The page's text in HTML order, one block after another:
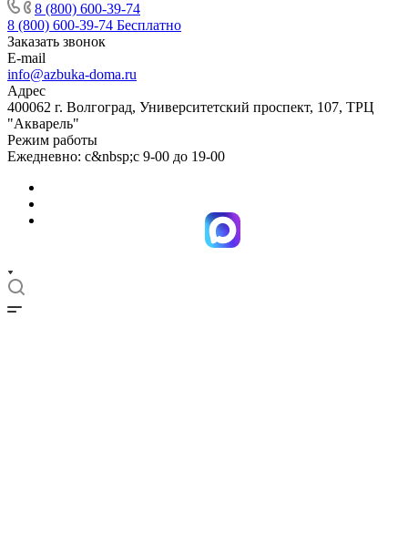
8 (800) 600-39-74
8 (800) 600-39-74 Бесплатно
Заказать звонок
E-mail
info@azbuka-doma.ru
Адрес
400062 г. Волгоград, Университетский проспект, 107, ТРЦ
"Акварель"
Режим работы
Ежедневно: с&nbsp;с 9-00 до 19-00